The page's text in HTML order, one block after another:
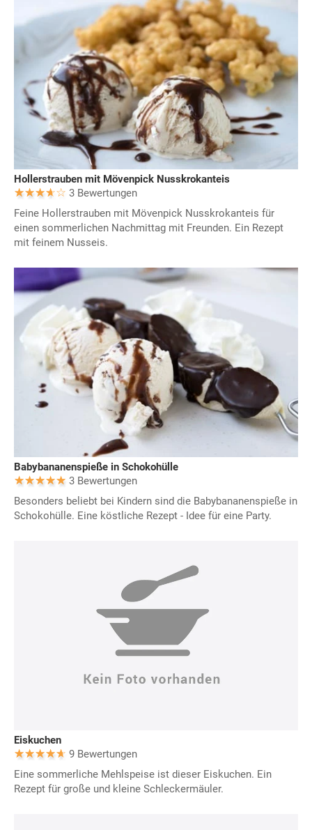
Hollerstrauben mit Mövenpick Nusskrokanteis
3 Bewertungen
Feine Hollerstrauben mit Mövenpick Nusskrokanteis für
einen sommerlichen Nachmittag mit Freunden. Ein Rezept
mit feinem Nusseis.
Babybananenspieße in Schokohülle
3 Bewertungen
Besonders beliebt bei Kindern sind die Babybananenspieße in
Schokohülle. Eine köstliche Rezept - Idee für eine Party.
Eiskuchen
9 Bewertungen
Eine sommerliche Mehlspeise ist dieser Eiskuchen. Ein
Rezept für große und kleine Schleckermäuler.